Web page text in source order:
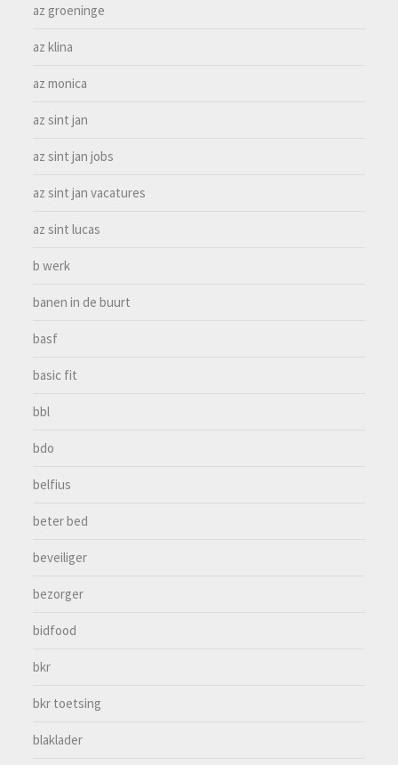
az groeninge
az klina
az monica
az sint jan
az sint jan jobs
az sint jan vacatures
az sint lucas
b werk
banen in de buurt
basf
basic fit
bbl
bdo
belfius
beter bed
beveiliger
bezorger
bidfood
bkr
bkr toetsing
blaklader